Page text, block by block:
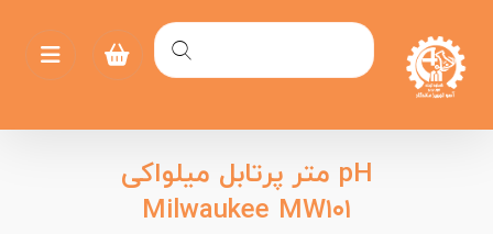
pH متر پرتابل میلواکی
Milwaukee MW۱۰۱